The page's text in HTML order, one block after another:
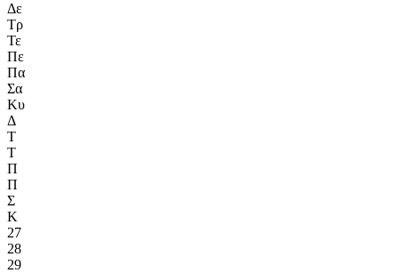
Δε
Τρ
Τε
Πε
Πα
Σα
Κυ
Δ
Τ
Τ
Π
Π
Σ
Κ
27
28
29